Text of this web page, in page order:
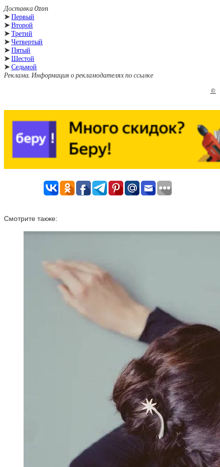
Доставка Ozon
➤Первый
➤Второй
➤Третий
➤Четвертый
➤Пятый
➤Шестой
➤Седьмой
Реклама. Информация о рекламодателях по ссылке
©
Смотрите также: